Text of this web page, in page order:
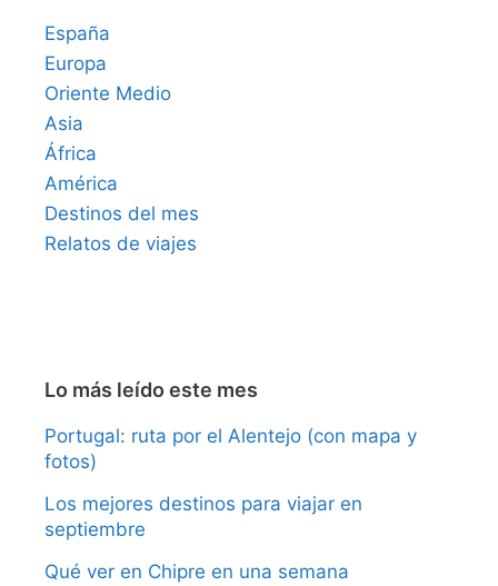
España
Europa
Oriente Medio
Asia
África
América
Destinos del mes
Relatos de viajes
Lo más leído este mes
Portugal: ruta por el Alentejo (con mapa y
fotos)
Los mejores destinos para viajar en
septiembre
Qué ver en Chipre en una semana